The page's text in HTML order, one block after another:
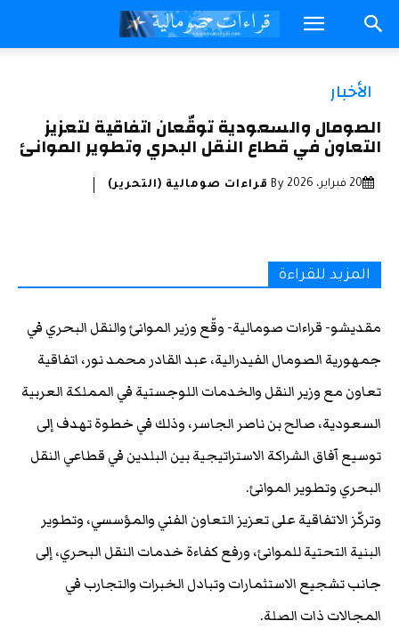
الأخبار
الصومال والسعودية توقّعان اتفاقية لتعزيز
التعاون في قطاع النقل البحري وتطوير الموانئ
20 فبراير، 2026 By قراءات صومالية (التحرير)
المزيد للقراءة
مقديشو- قراءات صومالية- وقّع وزير الموانئ والنقل البحري في
جمهورية الصومال الفيدرالية، عبد القادر محمد نور، اتفاقية
تعاون مع وزير النقل والخدمات اللوجستية في المملكة العربية
السعودية، صالح بن ناصر الجاسر، وذلك في خطوة تهدف إلى
توسيع آفاق الشراكة الاستراتيجية بين البلدين في قطاعي النقل
البحري وتطوير الموانئ.
وتركّز الاتفاقية على تعزيز التعاون الفني والمؤسسي، وتطوير
البنية التحتية للموانئ، ورفع كفاءة خدمات النقل البحري، إلى
جانب تشجيع الاستثمارات وتبادل الخبرات والتجارب في
المجالات ذات الصلة.